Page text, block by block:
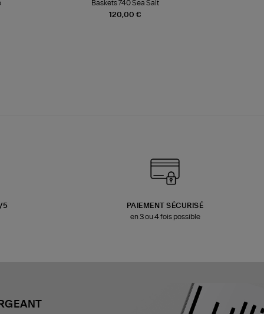
120,00 €
Baskets 740 Sea Salt
5
PAIEMENT SÉCURISÉ
en 3 ou 4 fois possible